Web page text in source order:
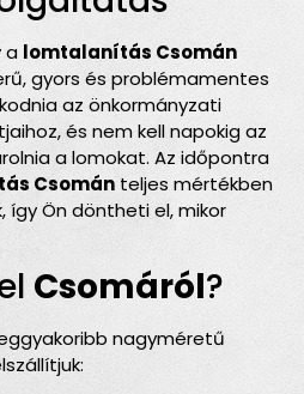
a lomtalanítás Csomán
gyors és problémamentes
az önkormányzati
és nem kell napokig az
a lomokat. Az időpontra
Csomán teljes mértékben
így Ön döntheti el, mikor
Csomáról?
nagyméretű